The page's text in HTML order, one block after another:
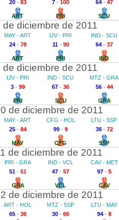
20- 83
ART
7 - 100
PRI
64- 47
SCU
de diciembre de 2011
MAY - ART
24- 78
ART
IJV - PRI
11- 90
PRI
IND - SCU
64- 37
IND
de diciembre de 2011
IJV - PRI
3- 99
PRI
IND - SCU
67 - 36
SCU
MTZ - GRA
56- 44
GRA
de diciembre de 2011
MAY - ART
25- 84
MAY
CFG - HOL
99 - 9
CFG
LTU - SSP
36- 72
SSP
de diciembre de 2011
PRI - GRA
51- 51
GRA
IND - VCL
47 - 57
VCL
CAV - MET
97- 5
CAV
de diciembre de 2011
ART - HOL
65- 36
MTZ - SSP
30 - 66
LTU - MAY
94- 8